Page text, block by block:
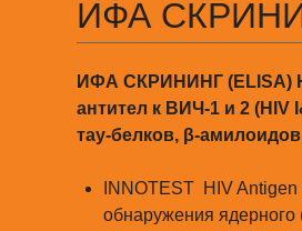
ИФА
ИФА СКРИНИНГ (ELISA)
антител к ВИЧ-1 и 2 (HIV
тау-белков, β-
INNOTEST HIV
обнаружения ядерного